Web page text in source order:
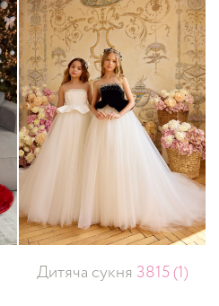
Дитяча сукня 3815 (1)